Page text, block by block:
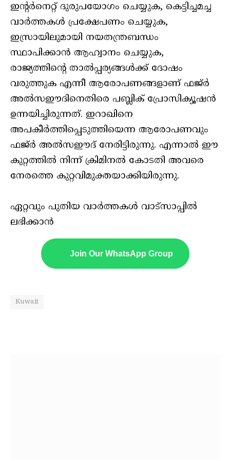
ഇന്റര്‍നെറ്റ് ദുരുപയോഗം ചെയ്യുക, കെട്ടിച്ചമച്ച
വാര്‍ത്തകള്‍ പ്രക്ഷേപണം ചെയ്യുക,
ഇസ്രായിലുമായി നയതന്ത്രബന്ധം
സ്ഥാപിക്കാന്‍ ആഹ്വാനം ചെയ്യുക,
രാജ്യത്തിന്റെ താല്‍പ്പര്യങ്ങള്‍ക്ക് ദോഷം
വരുത്തുക എന്നീ ആരോപണങ്ങളാണ് ഫജ്ര്‍
അല്‍സഈദിനെതിരെ പബ്ലിക് പ്രോസിക്യൂഷന്‍
ഉന്നയിച്ചിരുന്നത്. ഇറാഖിനെ
അപകീര്‍ത്തിപ്പെടുത്തിയെന്ന ആരോപണവും
ഫജ്ര്‍ അല്‍സഈദ് നേരിട്ടിരുന്നു. എന്നാല്‍ ഈ
കുറ്റത്തില്‍ നിന്ന് ക്രിമിനല്‍ കോടതി അവരെ
നേരത്തെ കുറ്റവിമുക്തയാക്കിയിരുന്നു.
ഏറ്റവും പുതിയ വാർത്തകൾ വാട്സാപ്പിൽ
ലഭിക്കാൻ
Join Our WhatsApp Group
Kuwait